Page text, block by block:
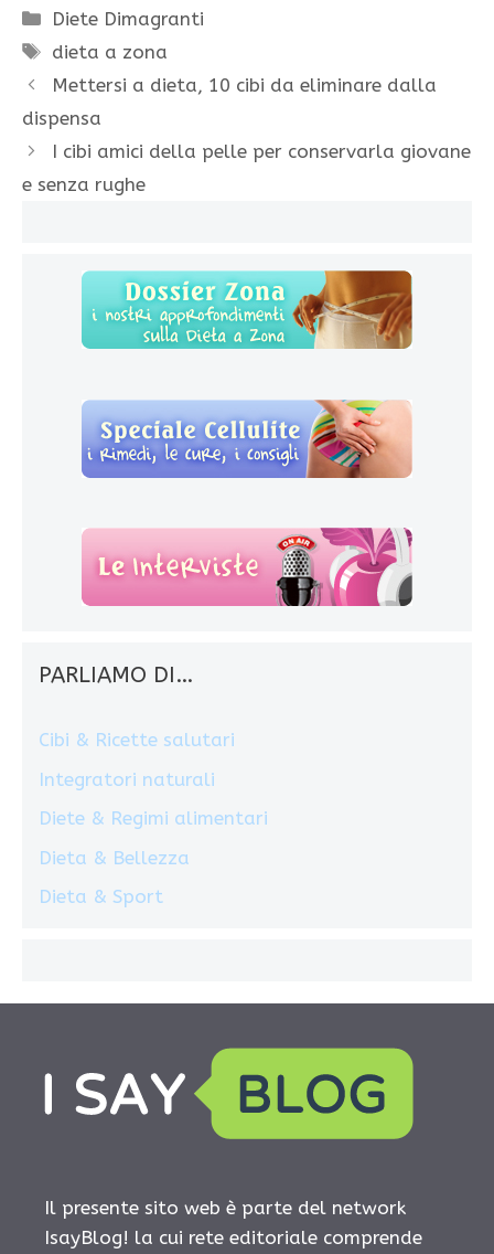
Categorie
Diete Dimagranti
Tag
dieta a zona
Mettersi a dieta, 10 cibi da eliminare dalla
dispensa
I cibi amici della pelle per conservarla giovane
e senza rughe
PARLIAMO DI…
Cibi & Ricette salutari
Integratori naturali
Diete & Regimi alimentari
Dieta & Bellezza
Dieta & Sport
Il presente sito web è parte del network
IsayBlog! la cui rete editoriale comprende